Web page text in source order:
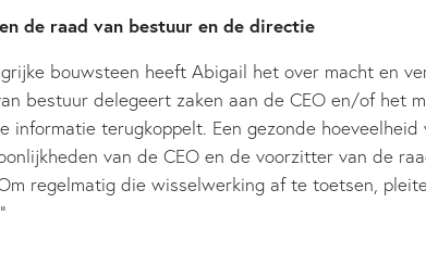
de raad van bestuur en de directie
bouwsteen heeft Abigail het over macht en
bestuur delegeert zaken aan de CEO en/of het
informatie terugkoppelt. Een gezonde hoeveelheid
van de CEO en de voorzitter van de
regelmatig die wisselwerking af te toetsen,